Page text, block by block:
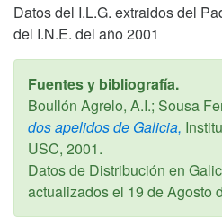
Datos del I.L.G. extraidos del
del I.N.E. del año 2001
Fuentes y bibliografía.
Boullón Agrelo, A.I.; Sousa
dos apelidos de Galicia,
USC, 2001.
Datos de Distribución en
actualizados el 19 de Agosto